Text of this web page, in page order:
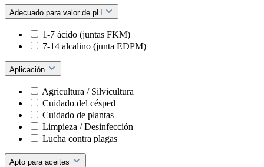
Adecuado para valor de pH
1-7 ácido (juntas FKM)
7-14 alcalino (junta EDPM)
Aplicación
Agricultura / Silvicultura
Cuidado del césped
Cuidado de plantas
Limpieza / Desinfección
Lucha contra plagas
Apto para aceites